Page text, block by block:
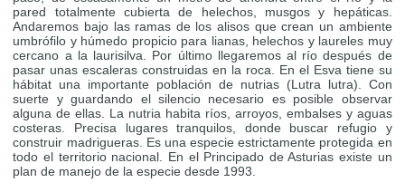
pared totalmente cubierta de helechos, musgos y hepáticas.
Andaremos bajo las ramas de los alisos que crean un ambiente
umbrófilo y húmedo propicio para lianas, helechos y laureles muy
cercano a la laurisilva. Por último llegaremos al río después de
pasar unas escaleras construidas en la roca. En el Esva tiene su
hábitat una importante población de nutrias (Lutra lutra). Con
suerte y guardando el silencio necesario es posible observar
alguna de ellas. La nutria habita ríos, arroyos, embalses y aguas
costeras. Precisa lugares tranquilos, donde buscar refugio y
construir madrigueras. Es una especie estrictamente protegida en
todo el territorio nacional. En el Principado de Asturias existe un
plan de manejo de la especie desde 1993.